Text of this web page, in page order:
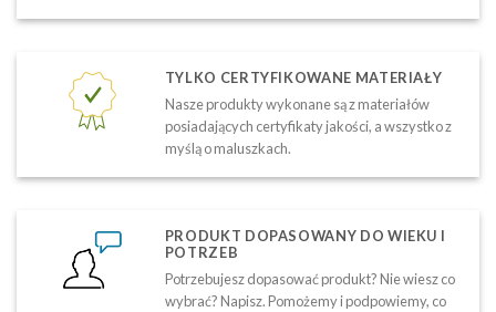
TYLKO CERTYFIKOWANE MATERIAŁY
Nasze produkty wykonane są z materiałów
posiadających certyfikaty jakości, a wszystko z
myślą o maluszkach.
PRODUKT DOPASOWANY DO WIEKU I
POTRZEB
Potrzebujesz dopasować produkt? Nie wiesz co
wybrać? Napisz. Pomożemy i podpowiemy, co